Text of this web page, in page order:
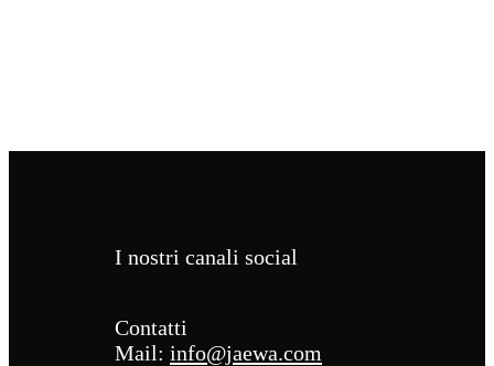
I nostri canali social
Contatti
Mail: info@jaewa.com